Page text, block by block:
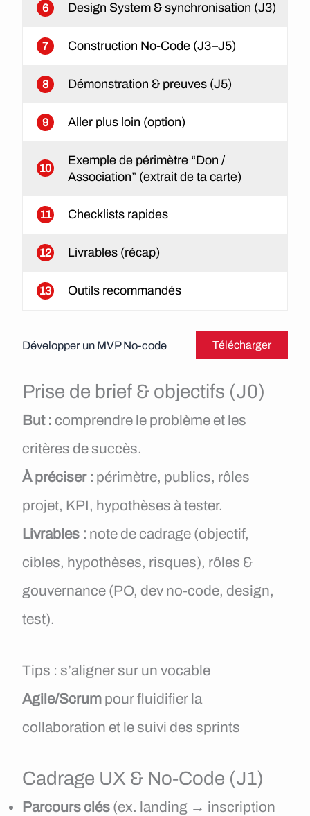
6 Design System & synchronisation (J3)
7 Construction No-Code (J3–J5)
8 Démonstration & preuves (J5)
9 Aller plus loin (option)
10
Exemple de périmètre “Don /
Association” (extrait de ta carte)
11 Checklists rapides
12 Livrables (récap)
13 Outils recommandés
Développer un MVP No-code Télécharger
Prise de brief & objectifs (J0)
But : comprendre le problème et les
critères de succès.
À préciser : périmètre, publics, rôles
projet, KPI, hypothèses à tester.
Livrables : note de cadrage (objectif,
cibles, hypothèses, risques), rôles &
gouvernance (PO, dev no-code, design,
test).
Tips : s’aligner sur un vocable
Agile/Scrum pour fluidifier la
collaboration et le suivi des sprints
Cadrage UX & No-Code (J1)
Parcours clés (ex. landing → inscription